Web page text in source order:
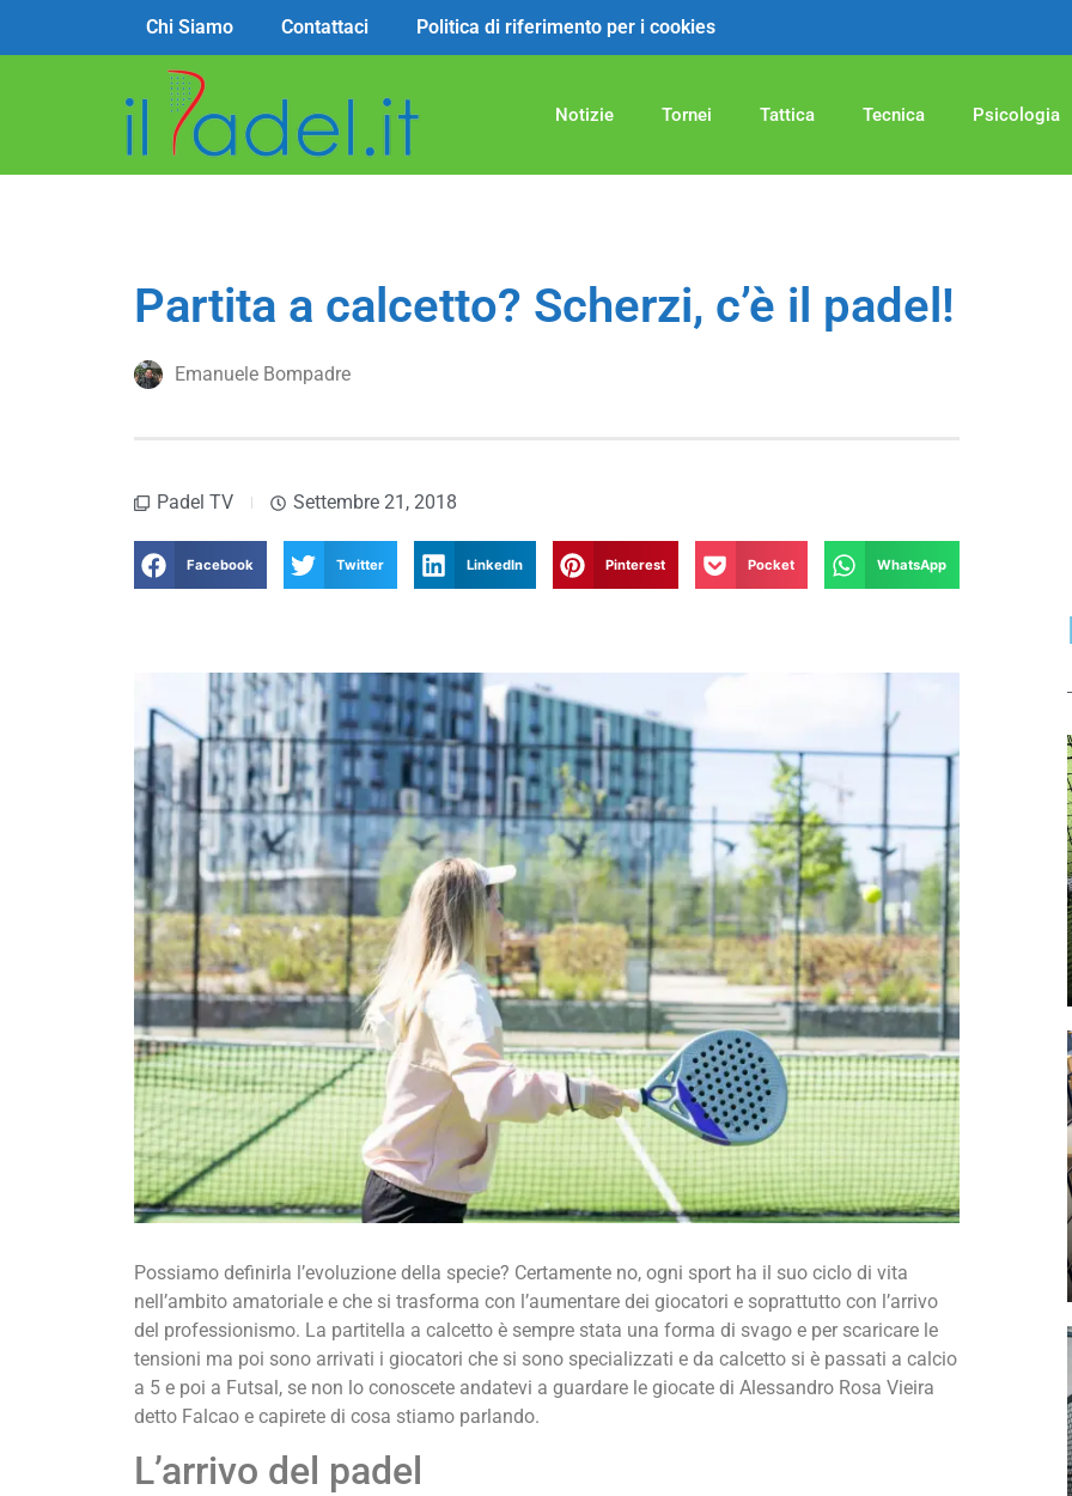
Chi Siamo Contattaci Politica di riferimento per i cookies
Notizie Tornei Tattica Tecnica Psicologia
Partita a calcetto? Scherzi, c’è il padel!
Emanuele Bompadre
Padel TV Settembre 21, 2018
Facebook Twitter LinkedIn Pinterest Pocket WhatsApp
Possiamo definirla l’evoluzione della specie? Certamente no, ogni sport ha il suo ciclo di vita
nell’ambito amatoriale e che si trasforma con l’aumentare dei giocatori e soprattutto con l’arrivo
del professionismo. La partitella a calcetto è sempre stata una forma di svago e per scaricare le
tensioni ma poi sono arrivati i giocatori che si sono specializzati e da calcetto si è passati a calcio
a 5 e poi a Futsal, se non lo conoscete andatevi a guardare le giocate di Alessandro Rosa Vieira
detto Falcao e capirete di cosa stiamo parlando.
L’arrivo del padel